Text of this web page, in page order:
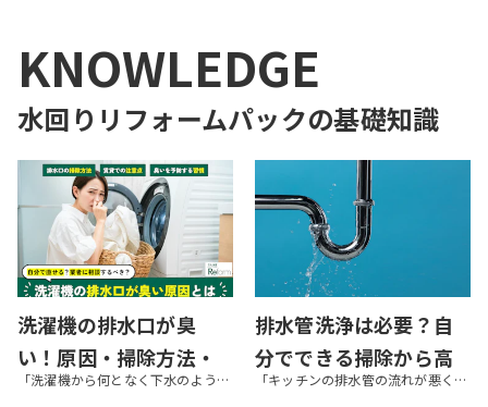
KNOWLEDGE
水回りリフォームパックの基礎知識
洗濯機の排水口が臭
い！原因・掃除方法・
業者依頼の目安を解説「洗濯機から何となく下水のような臭いがする」といった経験がある方も多いのではないでしょうか。洗濯槽クリーナーを使っても臭いが改善しない場合、臭いの発生源は洗濯機まわりの排水口や排水ホース、排水トラップにある可能性がありま...
排水管洗浄は必要？自
分でできる掃除から高
圧洗浄の料金相場まで 「キッチンの排水管の流れが悪くなった」「排水管の奥の臭いが取れない」など、家の排水管について悩んでいませんか。 排水管の流れが悪くなる原因として、油汚れや髪の毛、石鹸カスなどの蓄積が挙げられます。汚れを放置していると排水...